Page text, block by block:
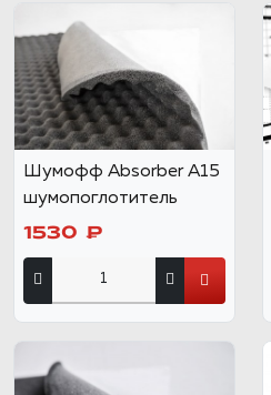
Шумофф Absorber А15
шумопоглотитель
1530 ₽